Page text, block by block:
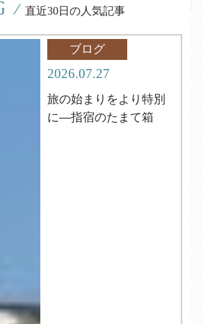
/ 直近30日の人気記事
ブログ
2026.07.27
旅の始まりをより特別
に―指宿のたまて箱